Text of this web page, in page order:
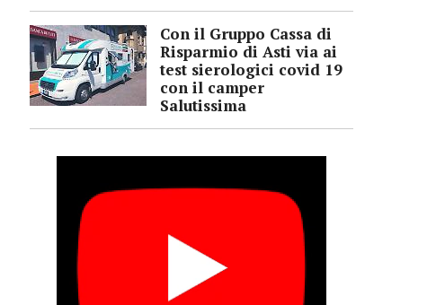
Con il Gruppo Cassa di
Risparmio di Asti via ai
test sierologici covid 19
con il camper
Salutissima